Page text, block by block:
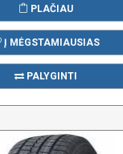
PLAČIAU
Į MĖGSTAMIAUSIAS
PALYGINTI